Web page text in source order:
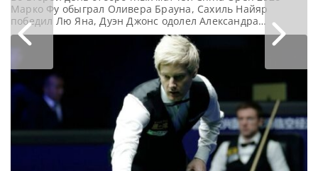
Марко Фу обыграл Оливера Брауна, Сахиль Найяр
победил Лю Яна, Дуэн Джонс одолел Александра
Урсенбахера, а Лайем Хайфилд нанес поражение
Флориану Нюссле, сообщает WST Марко Фу
продемонстрировал блестящую форму, начав сезон 2026-
27 с уверенной победы над Оливером Брауном со счетом
6-1 во втором квалификационном раунде China Open